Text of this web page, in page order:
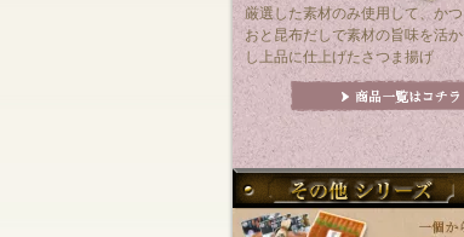
厳選した素材のみ使用して、かつ
おと昆布だしで素材の旨味を活か
し上品に仕上げたさつま揚げ